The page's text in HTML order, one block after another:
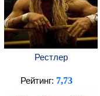
Рестлер
Рейтинг: 7,73